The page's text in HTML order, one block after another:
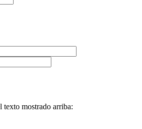
texto mostrado arriba: